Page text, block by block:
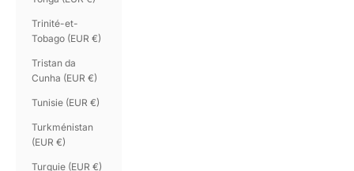
Trinité-et-
Tobago (EUR €)
Tristan da
Cunha (EUR €)
Tunisie (EUR €)
Turkménistan
(EUR €)
Turquie (EUR €)